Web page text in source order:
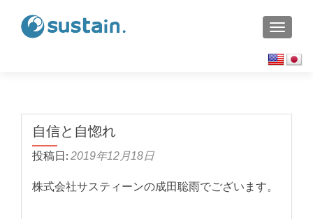
自信と自惚れ
投稿日: 2019年12月18日
株式会社サスティーンの成田聡雨でございます。